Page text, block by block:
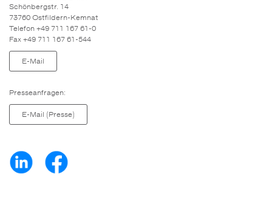
Schönbergstr. 14
73760 Ostfildern-Kemnat
Telefon +49 711 167 61-0
Fax +49 711 167 61-544
E-Mail
Presseanfragen:
E-Mail (Presse)